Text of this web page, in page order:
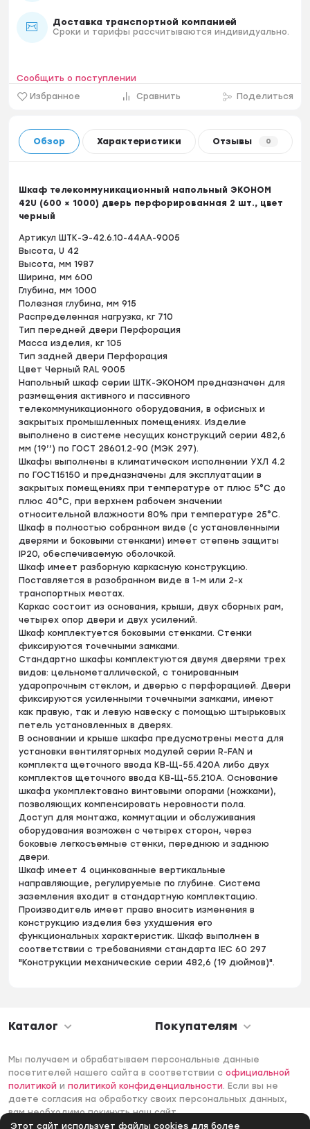
Этот сайт использует файлы cookies для более
Доставка транспортной компанией
Сроки и тарифы рассчитываются индивидуально.
Избранное Сравнить Поделиться
Сообщить о поступлении
Обзор Характеристики Отзывы 0
Шкаф телекоммуникационный напольный ЭКОНОМ
42U (600 × 1000) дверь перфорированная 2 шт., цвет
черный
Артикул ШТК-Э-42.6.10-44АА-9005
Высота, U 42
Высота, мм 1987
Ширина, мм 600
Глубина, мм 1000
Полезная глубина, мм 915
Распределенная нагрузка, кг 710
Тип передней двери Перфорация
Масса изделия, кг 105
Тип задней двери Перфорация
Цвет Черный RAL 9005
Напольный шкаф серии ШТК-ЭКОНОМ предназначен для
размещения активного и пассивного
телекоммуникационного оборудования, в офисных и
закрытых промышленных помещениях. Изделие
выполнено в системе несущих конструкций серии 482,6
мм (19’’) по ГОСТ 28601.2-90 (МЭК 297).
Шкафы выполнены в климатическом исполнении УХЛ 4.2
по ГОСТ15150 и предназначены для эксплуатации в
закрытых помещениях при температуре от плюс 5°С до
плюс 40°С, при верхнем рабочем значении
относительной влажности 80% при температуре 25°С.
Шкаф в полностью собранном виде (с установленными
дверями и боковыми стенками) имеет степень защиты
IP20, обеспечиваемую оболочкой.
Шкаф имеет разборную каркасную конструкцию.
Поставляется в разобранном виде в 1-м или 2-х
транспортных местах.
Каркас состоит из основания, крыши, двух сборных рам,
четырех опор двери и двух усилений.
Шкаф комплектуется боковыми стенками. Стенки
фиксируются точечными замками.
Стандартно шкафы комплектуются двумя дверями трех
видов: цельнометаллической, с тонированным
ударопрочным стеклом, и дверью с перфорацией. Двери
фиксируются усиленными точечными замками, имеют
как правую, так и левую навеску с помощью штырьковых
петель установленных в дверях.
В основании и крыше шкафа предусмотрены места для
установки вентиляторных модулей серии R-FAN и
комплекта щеточного ввода КВ-Щ-55.420А либо двух
комплектов щеточного ввода КВ-Щ-55.210А. Основание
шкафа укомплектовано винтовыми опорами (ножками),
позволяющих компенсировать неровности пола.
Доступ для монтажа, коммутации и обслуживания
оборудования возможен с четырех сторон, через
боковые легкосъемные стенки, переднюю и заднюю
двери.
Шкаф имеет 4 оцинкованные вертикальные
направляющие, регулируемые по глубине. Система
заземления входит в стандартную комплектацию.
Производитель имеет право вносить изменения в
конструкцию изделия без ухудшения его
функциональных характеристик. Шкаф выполнен в
соответствии с требованиями стандарта IEC 60 297
"Конструкции механические серии 482,6 (19 дюймов)".
Каталог Покупателям
Мы получаем и обрабатываем персональные данные
посетителей нашего сайта в соответствии софициальной
политикой иполитикой конфиденциальности. Если вы не
даете согласия на обработку своих персональных данных,
вам необходимо покинуть наш сайт.